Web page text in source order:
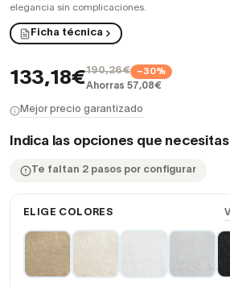
elegancia sin complicaciones.
Ficha técnica
133,18€190,26€ −30%
Ahorras 57,08€
Mejor precio garantizado
Indica las opciones que necesitas
Te faltan 2 pasos por configurar
ELIGE COLORES